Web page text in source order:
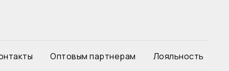
Оптовым партнерам Лояльность